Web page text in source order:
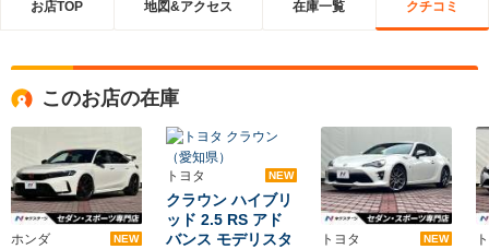
お店TOP 地図&アクセス 在庫一覧 クチコミ
このお店の在庫
ホンダ NEW
トヨタ NEW
クラウン ハイブリ
ッド 2.5 RS アド
バンス モデリスタ
トヨタ NEW